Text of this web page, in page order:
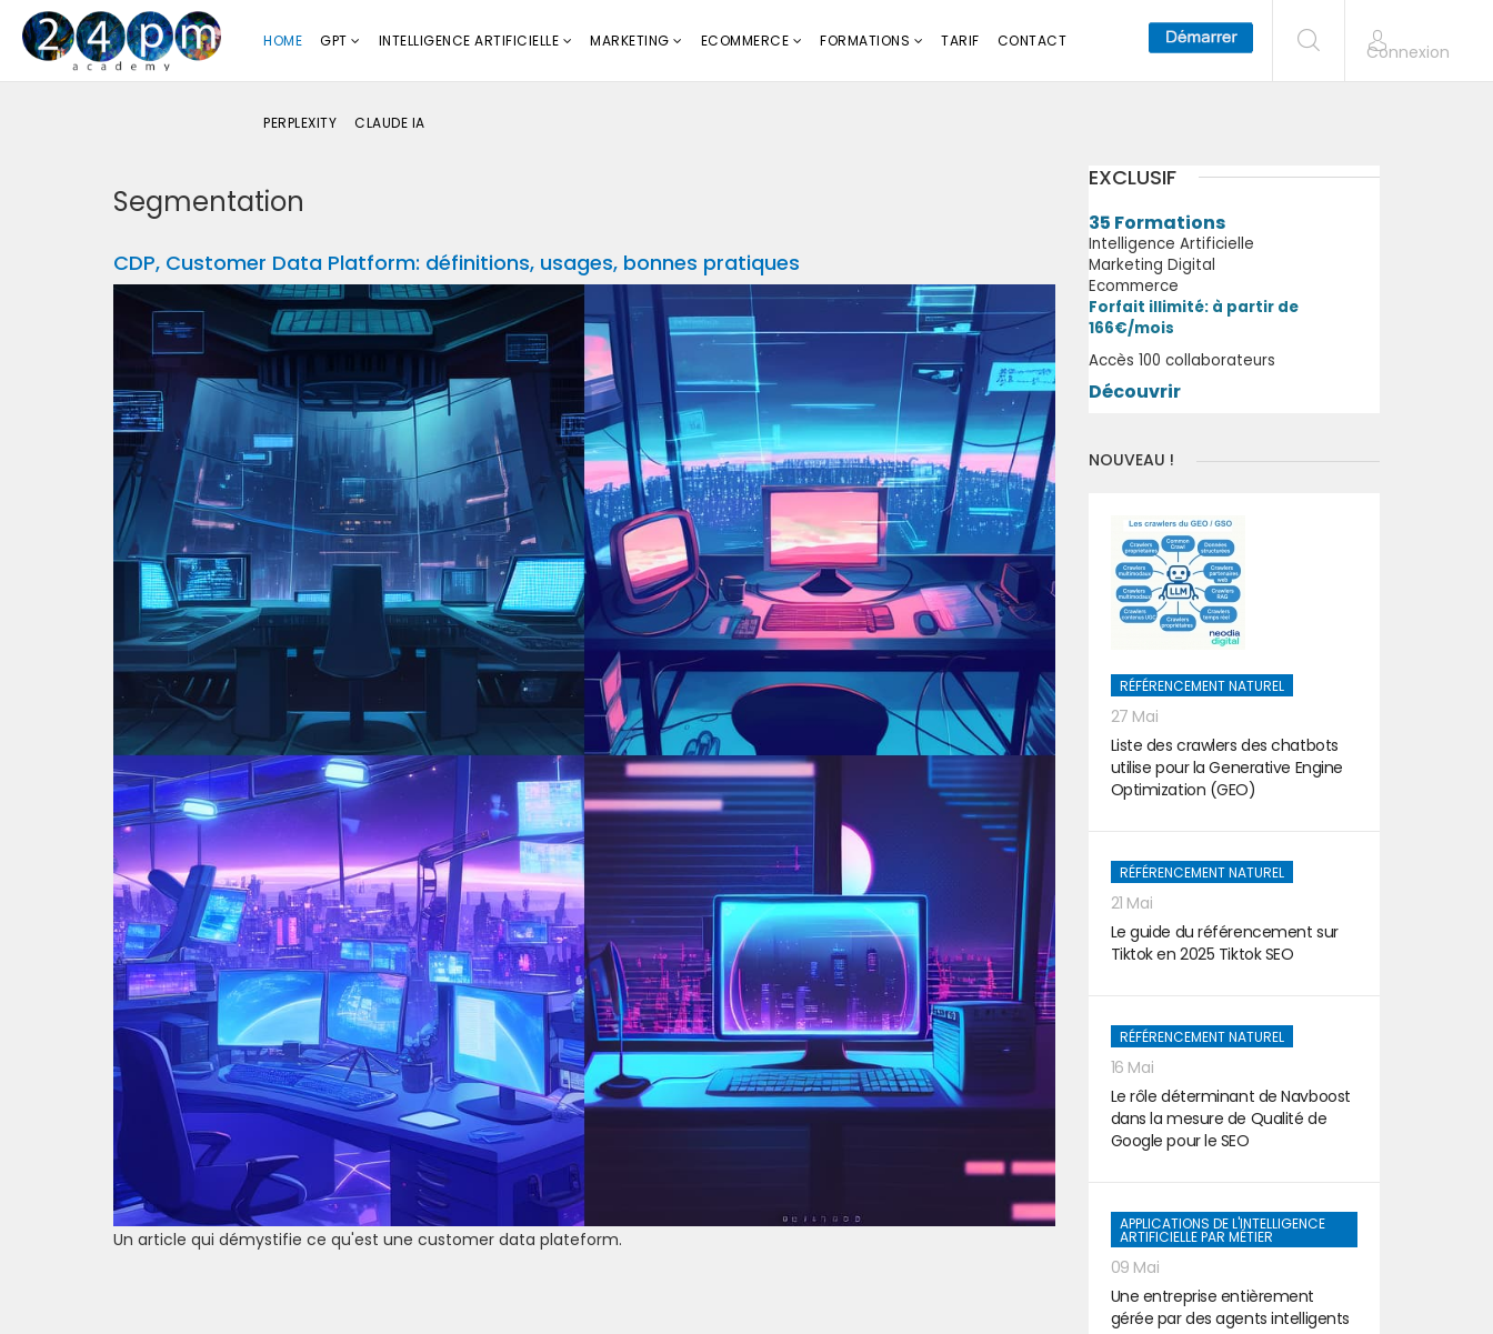
HOME GPT INTELLIGENCE ARTIFICIELLE MARKETING ECOMMERCE FORMATIONS TARIF CONTACT
PERPLEXITY CLAUDE IA
Connexion
Segmentation
CDP, Customer Data Platform: définitions, usages, bonnes pratiques
Un article qui démystifie ce qu'est une customer data plateform.
EXCLUSIF
35 Formations
Intelligence Artificielle
Marketing Digital
Ecommerce
Forfait illimité: à partir de
166€/mois
Accès 100 collaborateurs
Découvrir
NOUVEAU !
RÉFÉRENCEMENT NATUREL
27 Mai
Liste des crawlers des chatbots
utilise pour la Generative Engine
Optimization (GEO)
RÉFÉRENCEMENT NATUREL
21 Mai
Le guide du référencement sur
Tiktok en 2025 Tiktok SEO
RÉFÉRENCEMENT NATUREL
16 Mai
Le rôle déterminant de Navboost
dans la mesure de Qualité de
Google pour le SEO
APPLICATIONS DE L'INTELLIGENCE
ARTIFICIELLE PAR MÉTIER
09 Mai
Une entreprise entièrement
gérée par des agents intelligents